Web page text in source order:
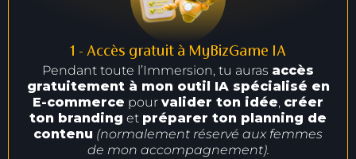
1 - Accès gratuit à MyBizGame IA
Pendant toute l’Immersion, tu auras accès
gratuitement à mon outil IA spécialisé en
E-commerce pour valider ton idée, créer
ton branding et préparer ton planning de
contenu (normalement réservé aux femmes
de mon accompagnement).